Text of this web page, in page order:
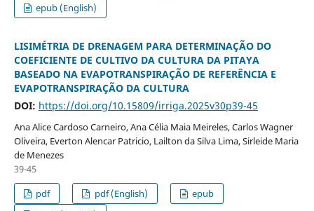
epub (English)
LISIMÉTRIA DE DRENAGEM PARA DETERMINAÇÃO DO
COEFICIENTE DE CULTIVO DA CULTURA DA PITAYA
BASEADO NA EVAPOTRANSPIRAÇÃO DE REFERÊNCIA E
EVAPOTRANSPIRAÇÃO DA CULTURA
DOI: https://doi.org/10.15809/irriga.2025v30p39-45
Ana Alice Cardoso Carneiro, Ana Célia Maia Meireles, Carlos Wagner
Oliveira, Everton Alencar Patricio, Lailton da Silva Lima, Sirleide Maria
de Menezes
39-45
pdf
pdf (English)
epub